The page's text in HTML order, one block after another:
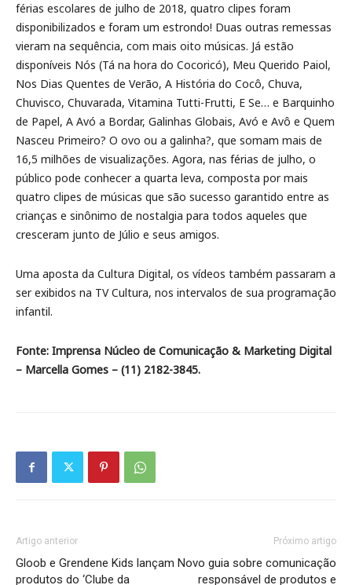
férias escolares de julho de 2018, quatro clipes foram
disponibilizados e foram um estrondo! Duas outras remessas
vieram na sequência, com mais oito músicas. Já estão
disponíveis Nós (Tá na hora do Cocoricó), Meu Querido Paiol,
Nos Dias Quentes de Verão, A História do Cocô, Chuva,
Chuvisco, Chuvarada, Vitamina Tutti-Frutti, E Se… e Barquinho
de Papel, A Avó a Bordar, Galinhas Globais, Avó e Avô e Quem
Nasceu Primeiro? O ovo ou a galinha?, que somam mais de
16,5 milhões de visualizações. Agora, nas férias de julho, o
público pode conhecer a quarta leva, composta por mais
quatro clipes de músicas que são sucesso garantido entre as
crianças e sinônimo de nostalgia para todos aqueles que
cresceram junto de Júlio e seus amigos.
Uma aposta da Cultura Digital, os vídeos também passaram a
ser exibidos na TV Cultura, nos intervalos de sua programação
infantil.
Fonte: Imprensa Núcleo de Comunicação & Marketing Digital
– Marcella Gomes – (11) 2182-3845.
Artigo anterior
Gloob e Grendene Kids lançam
produtos do ‘Clube da
Próximo artigo
Novo guia sobre comunicação
responsável de produtos e